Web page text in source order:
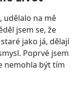
udělalo na mě
jsem se, že
jako já, dělají
Poprvé jsem
nemohla být tím